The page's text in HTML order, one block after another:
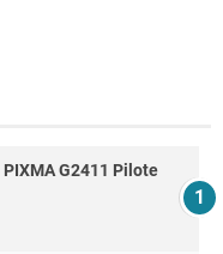
G2411 Pilote